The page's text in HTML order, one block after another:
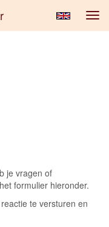
je vragen of
formulier hieronder.
te versturen en